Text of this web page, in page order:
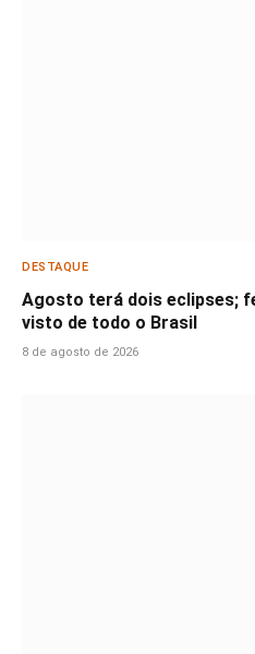
DESTAQUE
Agosto terá dois eclipses;
visto de todo o Brasil
8 de agosto de 2026